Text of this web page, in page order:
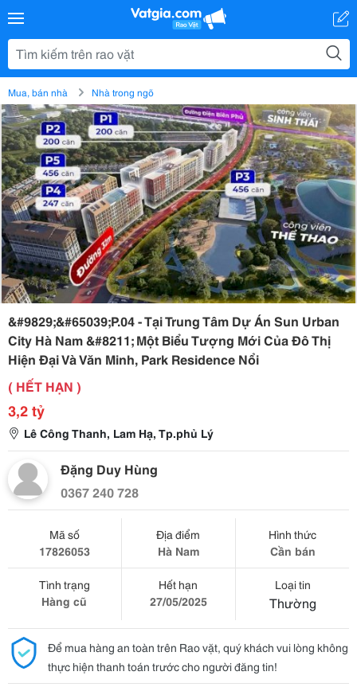
Mua, bán nhà Nhà trong ngõ
&#9829;&#65039;P.04 - Tại Trung Tâm Dự Án Sun Urban
City Hà Nam &#8211; Một Biểu Tượng Mới Của Đô Thị
Hiện Đại Và Văn Minh, Park Residence Nổi
( HẾT HẠN )
3,2 tỷ
Lê Công Thanh, Lam Hạ, Tp.phủ Lý
Đặng Duy Hùng
0367 240 728
Mã số
17826053
Địa điểm
Hà Nam
Hình thức
Cần bán
Tình trạng
Hàng cũ
Hết hạn
27/05/2025
Loại tin
Thường
Để mua hàng an toàn trên Rao vặt, quý khách vui lòng không
thực hiện thanh toán trước cho người đăng tin!